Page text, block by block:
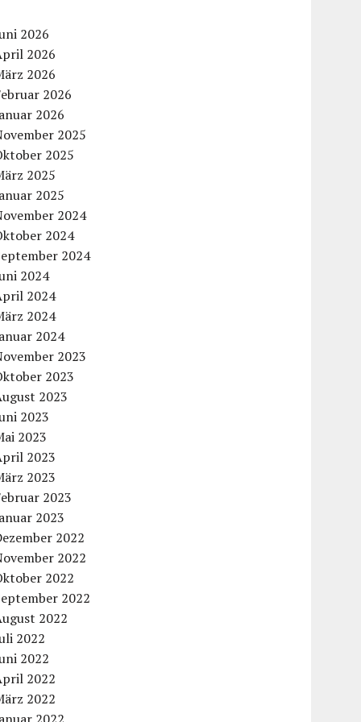
2026
2026
2026
2026
2026
2025
2025
2025
2025
2024
2024
2024
2024
2024
2024
2024
2023
2023
2023
2023
2023
2023
2023
2023
2023
2022
2022
2022
2022
2022
2022
2022
2022
2022